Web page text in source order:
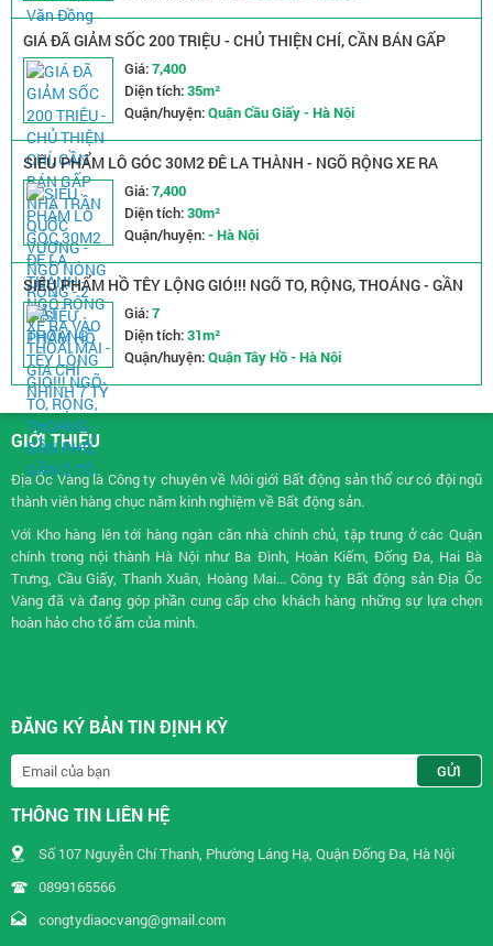
GIÁ ĐÃ GIẢM SỐC 200 TRIỆU - CHỦ THIỆN CHÍ, CẦN BÁN GẤP
NHÀ TRẦN QUỐC VƯỢNG - NGÕ NÔNG RỘNG - 2 MẶT THOÁNG
Giá:7,400
Diện tích:35m²
Quận/huyện:Quận Cầu Giấy - Hà Nội
SIÊU PHẨM LÔ GÓC 30M2 ĐÊ LA THÀNH - NGÕ RỘNG XE RA
VÀO THOẢI MÁI - GIÁ CHỈ NHỈNH 7 TỶ
Giá:7,400
Diện tích:30m²
Quận/huyện:- Hà Nội
SIÊU PHẨM HỒ TÊY LỘNG GIÓ!!! NGÕ TO, RỘNG, THOÁNG - GẦN
PHỐ, GẦN Ô TÔGiá:7
Diện tích:31m²
Quận/huyện:Quận Tây Hồ - Hà Nội
GIỚI THIỆU
Địa Ốc Vàng là Công ty chuyên về Môi giới Bất động sảnthổ cư có đội ngũ
thành viên hàng chục năm kinh nghiệm về Bất động sản.
Với Kho hàng lên tới hàng ngàn căn nhà chính chủ, tập trung ở các Quận
chính trong nội thành Hà Nội như Ba Đình, Hoàn Kiếm, Đống Đa, Hai Bà
Trưng, Cầu Giấy, Thanh Xuân, Hoàng Mai... Công ty Bất động sản Địa Ốc
Vàng đã và đang góp phần cung cấp cho khách hàng những sự lựa chọn
hoàn hảo cho tổ ấm của mình.
ĐĂNG KÝ BẢN TIN ĐỊNH KỲ
THÔNG TIN LIÊN HỆ
Số 107 Nguyễn Chí Thanh, Phường Láng Hạ, Quận Đống Đa, Hà Nội
0899165566
congtydiaocvang@gmail.com